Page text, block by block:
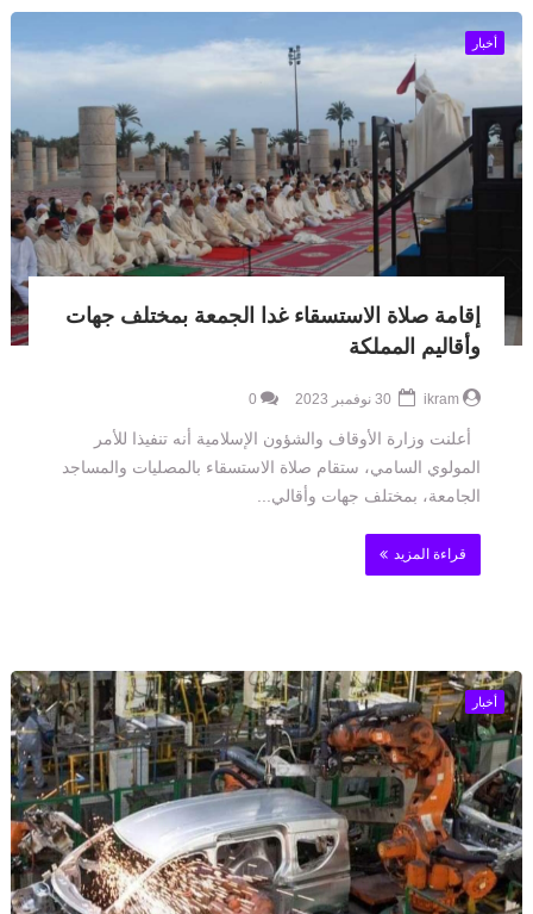
أخبار
إقامة صلاة الاستسقاء غدا الجمعة بمختلف جهات
وأقاليم المملكة
ikram
0
أعلنت وزارة الأوقاف والشؤون الإسلامية أنه تنفيذا للأمر
المولوي السامي، ستقام صلاة الاستسقاء بالمصليات والمساجد
الجامعة، بمختلف جهات وأقالي...
قراءة المزيد
أخبار